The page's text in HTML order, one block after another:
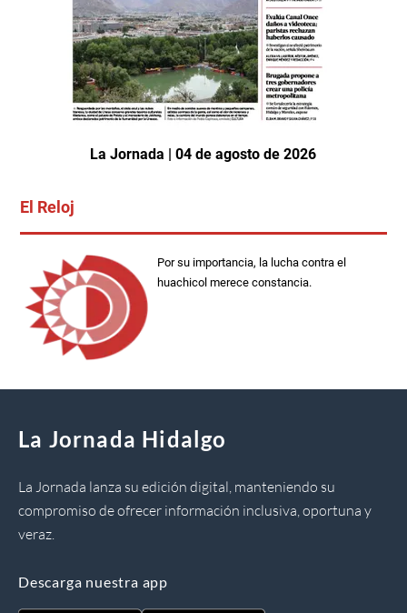
La Jornada | 04 de agosto de 2026
El Reloj
Por su importancia, la lucha contra el
huachicol merece constancia.
La Jornada Hidalgo
La Jornada lanza su edición digital, manteniendo su
compromiso de ofrecer información inclusiva, oportuna y
veraz.
Descarga nuestra app